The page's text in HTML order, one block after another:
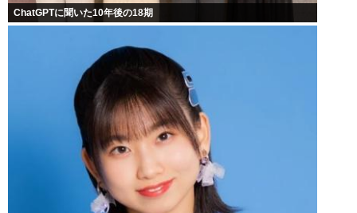
ChatGPTに聞いた10年後の18期